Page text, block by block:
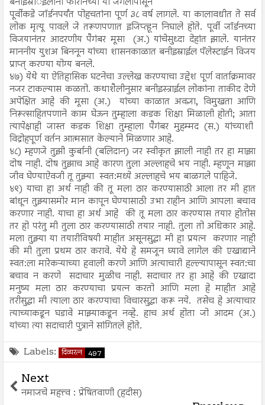
पूर्वीकडे जॉर्डनपर्यंत पोहचतांना पूर्ण ३८ वर्ष लागले. या कालावधीत ते सर्व
लोक मृत्यू पावले जे तरूणपणात इजिप्त्हून निघाले होते. पूर्वी जॉर्डनच्या
विजयानंतर आदरणीय पैगंबर मूसा (अ.) यांचेसुध्दा देहांत झाले. यानंतर
माननीय युशअ बिननून यांच्या शासनकाळात बनीइस्राईल पॅलेस्टाईन विजय
प्राप्त् करण्या योग्य बनले.
४७) येथे या ऐतिहासिक घटनेचा उल्लेख करण्याचा उद्देश पूर्ण वार्ताक्रमावर
नजर टाकल्यास कळतो. कथाशैलीनुसार बनीइस्त्राईल लोकांना ताकीद देणे
अपेक्षित आहे की मूसा (अ.) यांच्या काळात अवज्ञा, विमुखता आणि
निरूत्साहितपणाने काम घेऊन तुम्हाला कडक शिक्षा मिळाली होती; आता
त्यापेक्षाही जास्त कडक शिक्षा तुम्हाला पैगंबर मुहम्मद (स.) यांच्याशी
विद्रोहपूर्ण वर्तन आत्मसात केल्याने मिळणार आहे.
४८) म्हणजे तुझी कुर्बानी (बलिदान) जर स्वीकृत झाली नाही तर हा माझा
दोष नाही. दोष तुझाच आहे कारण तुला अल्लाहचे भय नाही. म्हणून माझा
जीव घेण्याऐवजी तू तुझ्या स्वत:मध्ये अल्लाहचे भय बाळगले पाहिजे.
४९) याचा हा अर्थ नाही की तू मला ठार करण्यासाठी आला तर मी हात
बांधून तुझ्यासमोर मान कापून घेण्यासाठी उभा राहीन आणि आपला बचाव
करणार नाही. याचा हा अर्थ आहे की तू मला ठार करण्यास तयार होतोस
तर हो परंतु मी तुला ठार करण्यासाठी तयार नाही. तुला तो अधिकार आहे.
मला तुझ्या या तयारीविषयी माहीत असूनसुद्धा मी हा प्रयत्न करणार नाही
की मी तुला प्रथम ठार करावे. येथे हे समजून घ्यावे लागेल की एखाद्याने
स्वत:ला मारेकऱ्याच्या हवाली करणे आणि अत्याचारी हल्ल्यापासून स्वत:चा
बचाव न करणे सदाचार मुळीच नाही. सदाचार तर हा आहे की एखादा
मनुष्य मला ठार करण्याचा प्रयत्न करतो आणि मला हे माहीत आहे
तरीसुद्धा मी त्याला ठार करण्याचा विचारसुद्धा करू नये. तसेच हे अत्याचार
त्याच्याकडून घडावे माझ्याकडून नव्हे. हाच अर्थ होता जो आदम (अ.)
यांच्या त्या सदाचारी पुत्राने सांगितले होते.
Labels: दिव्यरत्न 497
Next
नमाजचे महत्त्व : प्रेषितवाणी (हदीस)